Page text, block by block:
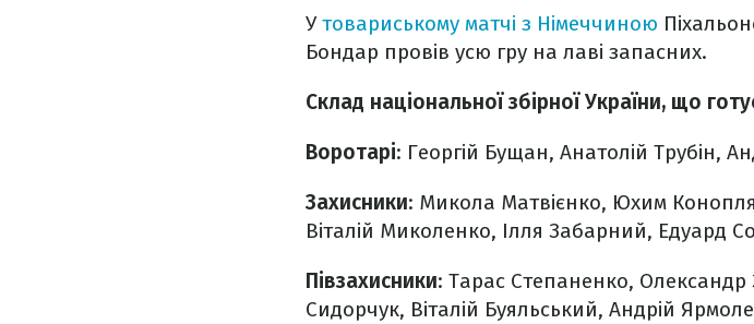
Утовариському матчі з Німеччиною
Бондар провів усю гру на лаві запасних.
Склад національної збірної України, що
Воротарі: Георгій Бущан, Анатолій Трубін,
Захисники: Микола Матвієнко, Юхим
Віталій Миколенко, Ілля Забарний, Едуард
Півзахисники: Тарас Степаненко, Олександр
Сидорчук, Віталій Буяльський, Андрій